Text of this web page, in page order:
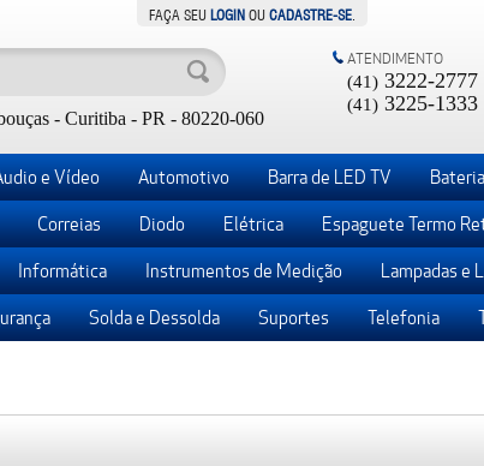
FAÇA SEU LOGIN OUCADASTRE-SE
- Curitiba - PR - 80220-060
ATENDIMENTO
(41) 3222-2777
(41) 3225-1333
e Vídeo Automotivo Barra de LED TV
Correias Diodo Elétrica Espaguete Termo
Informática Instrumentos de Medição Lampadas e
Solda e Dessolda Suportes Telefonia